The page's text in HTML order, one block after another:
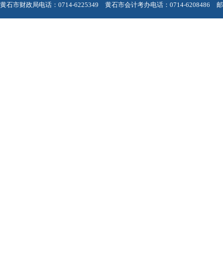
黄石市财政局电话：0714-6225349 黄石市会计考办电话：0714-6208486